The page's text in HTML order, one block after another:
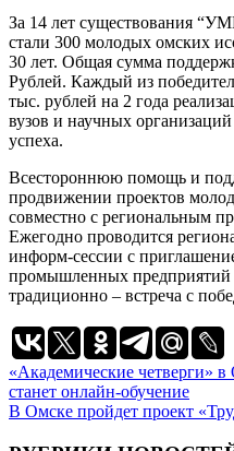
За 14 лет существования
стали 300 молодых омских
30 лет. Общая сумма
Рублей. Каждый из
тыс. рублей на 2 года
вузов и научных организаций
успеха.
Всестороннюю помощь и
продвижении проектов
совместно с региональным
Ежегодно проводится
информ-сессии с
промышленных предприятий
традиционно – встреча с
Навигация
по
«Академические четверги»
станет онлайн-обучение
В Омске пройдет проект